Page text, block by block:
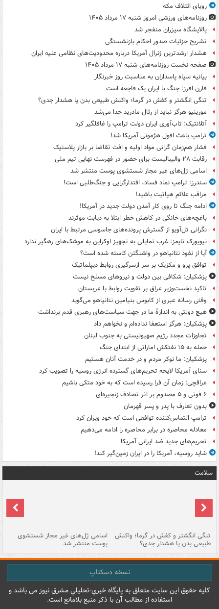
رویای ائتلاف مکه
روزنامه‌های ورزشی امروز ‌شنبه ۱۷ مرداد ۱۴۰۵
پالایشگاه سیزران منفجر شد
تشریح جزئیات صدور احکام بازنشستگی
هشدار ارشدترین ژنرال آمریکا درباره محدودیت‌های نظامی علیه ایران
صفحه نخست روزنامه‌های شنبه ۱۷ مرداد ۱۴۰۵
بیانیه سپاه پاسداران به مناسبت روز خبرنگار
فارن افرز: جنگ با ایران یک فاجعه است
تنگی انگشتر و کفش در گرما؛ واکنش طبیعی بدن یا هشدار جدی؟
مورینیو هرگز نباید از رئال مادرید جدا می‌شد
آتلانتیک: تاب‌آوری ایران دولت ترامپ را غافلگیر کرد
ترامپ باعث افول هژمونی آمریکا شد!
فشار هم‌زمان گرانی مواد اولیه و افت تقاضا بر بازار پلاستیک
رقابت ۲۸ والیبالیست برای حضور در فهرست نهایی تیم ملی
اسامی ژل‌های غیر مجاز شستشوی پوست منتشر شد
سندرز: ترامپ نماد فساد، اقتدارگرایی و جنگ‌طلبی است!
مراقب علائم هپاتیت باشید!
ادامه جنگ تا روی کار آمدن دولت جدید در آمریکا!
باغچه‌های خانگی در کاهش خطر ابتلا به دیابت موثرند
نگرانی تل‌آویو از گسترش پرونده‌های جاسوسی مرتبط با ایران
نیویورک تایمز: غرب تمایلی به تجهیز اوکراین به موشک‌های رهگیر ندارد
آیا از نفوذ نتانیاهو در واشنگتن کاسته شده است؟
توافق پرو و مکزیک بر سر ازسرگیری روابط دیپلماتیک
پزشکیان: شکافی بین دولت و نیروهای مسلح نیست
تاکید نخست‌وزیر عراق بر تقویت روابط با عربستان
وقتی رسانه عبری از کابوس بنیامین نتانیاهو می‌گوید
هیچ دولتی به اندازۀ ما در جهت سیاست‌های رهبری قدم برنداشت
پزشکیان: هرگز استعفا نداده‌ام و نخواهم داد
تجاوزات مجدد رژیم صهیونیستی به جنوب لبنان
حمله به ۱۵ نفتکش‌ اماراتی از ابتدای جنگ
پزشکیان: ما نوکر مردم و در خدمت آنان هستیم
سنای آمریکا لایحه تحریم‌های گسترده انرژی روسیه را تصویب کرد
عراقچی: زمان آن فرا رسیده است که به خود متکی باشیم
۶ فوتی و ۵ مصدوم بر اثر تصادف زنجیره‌ای
بدون تعارف با پدر و پسر قهرمان
ترامپ التماس‌کننده توافقی است که خود ویران کرد
معادله محاصره در برابر محاصره را ادامه می‌دهیم
تحریم‌های جدید ضد ایرانی آمریکا
شاید روسیه، آمریکا را در ایران زمین‌گیر کند!
سلامت
تنگی انگشتر و کفش در گرما؛ واکنش
طبیعی بدن یا هشدار جدی؟
اسامی ژل‌های غیر مجاز شستشوی
پوست منتشر شد
نسخه دسکتاپ
کليه حقوق اين سايت متعلق به پایگاه خبري-تحليلي مشرق نيوز می باشد و
استفاده از مطالب آن با ذکر منبع بلامانع است.